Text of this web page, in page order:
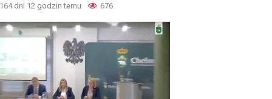
164 dni 12 godzin temu 676